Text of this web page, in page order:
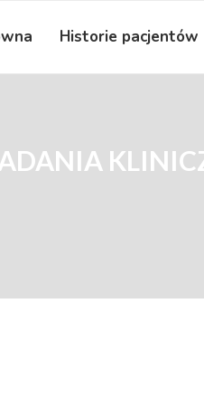
Historie pacjentów